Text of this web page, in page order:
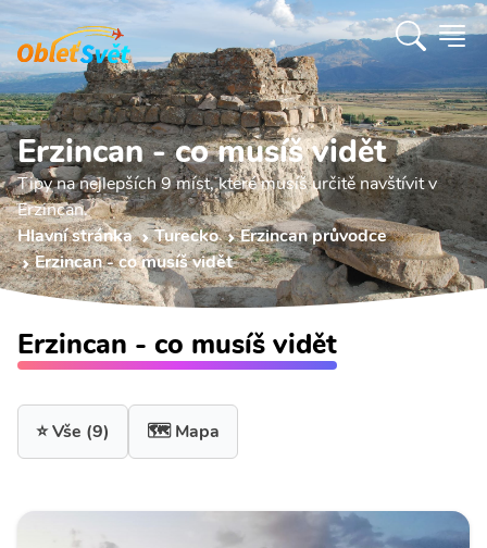
Erzincan - co musíš vidět
Tipy na nejlepších 9 míst, které musíš určitě navštívit v
Erzincan.
Hlavní stránka
Turecko
Erzincan průvodce
Erzincan - co musíš vidět
Erzincan - co musíš vidět
⭐ Vše (9) 🗺️ Mapa